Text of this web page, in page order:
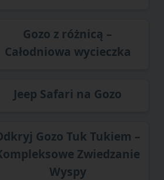
Gozo z różnicą –
Całodniowa wycieczka
Jeep Safari na Gozo
Gozo Tuk Tukiem –
Zwiedzanie
Wyspy